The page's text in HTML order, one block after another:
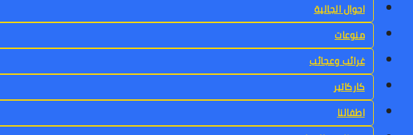
احوال الجالية
منوعات
غرائب وعجائب
كاركاتير
اطفالنا